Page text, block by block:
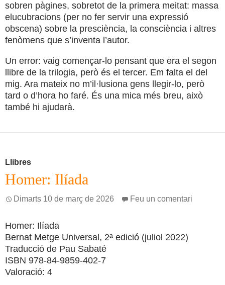
sobren pàgines, sobretot de la primera meitat: massa
elucubracions (per no fer servir una expressió
obscena) sobre la presciència, la consciència i altres
fenòmens que s’inventa l’autor.
Un error: vaig començar-lo pensant que era el segon
llibre de la trilogia, però és el tercer. Em falta el del
mig. Ara mateix no m’il·lusiona gens llegir-lo, però
tard o d’hora ho faré. És una mica més breu, això
també hi ajudarà.
Llibres
Homer: Ilíada
Dimarts 10 de març de 2026 Feu un comentari
Homer: Ilíada
Bernat Metge Universal, 2ª edició (juliol 2022)
Traducció de Pau Sabaté
ISBN 978-84-9859-402-7
Valoració: 4